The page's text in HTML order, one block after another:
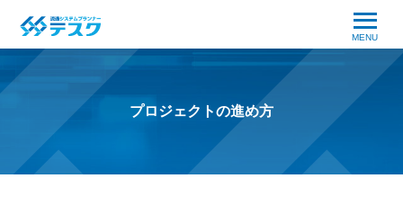
MENU
プロジェクトの進め方